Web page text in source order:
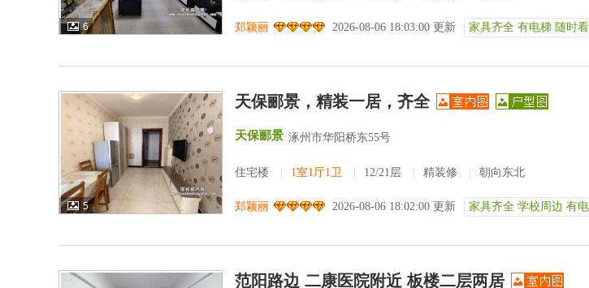
6 郑颖丽 2026-08-06 18:03:00 更新 家具齐全 有电梯 随时
5
天保郦景，精装一居，齐全
天保郦景 涿州市华阳桥东55号
住宅楼 1室1厅1卫 12/21层 精装修 朝向东北
郑颖丽 2026-08-06 18:02:00 更新 家具齐全 学校周边 有
范阳路边 二康医院附近 板楼二层两居